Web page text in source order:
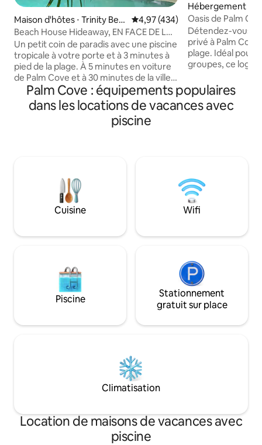
Maison d'hôtes ⋅ Trinity Bea
ch
Évaluation moyenne sur la
4,97 (434)
Beach House Hideaway, EN FACE DE LA
PISCINE, à quelques pas de la plage !
Un petit coin de paradis avec une piscine
tropicale à votre porte et à 3 minutes à
pied de la plage. À 5 minutes en voiture
de Palm Cove et à 30 minutes de la ville
de Cairns. La maison d'hôtes sur le
thème de la plage se trouve sur notre
propriété et offre tout le confort d'un
chez-soi. Spacieux, climatisé, avec
main pour vous donner des conseils sur
la région ou pour tout ce dont vous
pourriez avoir besoin. Venez séjourner,
nous serions ravis de partager notre
Hébergement ⋅
Oasis de Palm
Piscine chauffée •
Détendez-vous
privé à Palm
plage. Idéal pour
groupes, ce
chauffée, de
de tout ce dont
Seaside Parade
Propriétaires
besoin 🌴
règlement
Palm Cove : équipements populaires
dans les locations de vacances avec
piscine
Cuisine Wifi
Piscine
Stationnement
gratuit sur place
Climatisation
Location de maisons de vacances avec
piscine